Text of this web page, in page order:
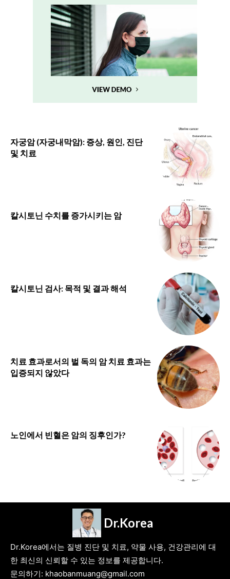
자궁암 (자궁내막암): 증상, 원인, 진단
및 치료
칼시토닌 수치를 증가시키는 암
칼시토닌 검사: 목적 및 결과 해석
치료 효과로서의 벌 독의 암 치료 효과는
입증되지 않았다
노인에서 빈혈은 암의 징후인가?
Dr.Korea
Dr.Korea에서는 질병 진단 및 치료, 약물 사용, 건강관리에 대
한 최신의 신뢰할 수 있는 정보를 제공합니다.
문의하기: khaobanmuang@gmail.com